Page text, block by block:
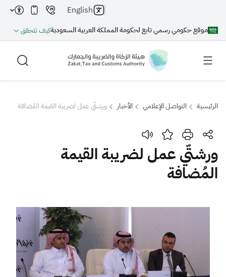
موقع حكومي رسمي تابع لحكومة المملكة العربية السعوديةكيف تتحقق
English
بحث
بحث
اقتراحات
ضريبة القيمة المضافة
الإقرار الضريبي
التصرفات العقارية
الرئيسية التواصل الإعلامي الأخبار ورشتّي عمل لضريبة القيمة المُضافة
ورشتّي عمل لضريبة القيمة
المُضافة